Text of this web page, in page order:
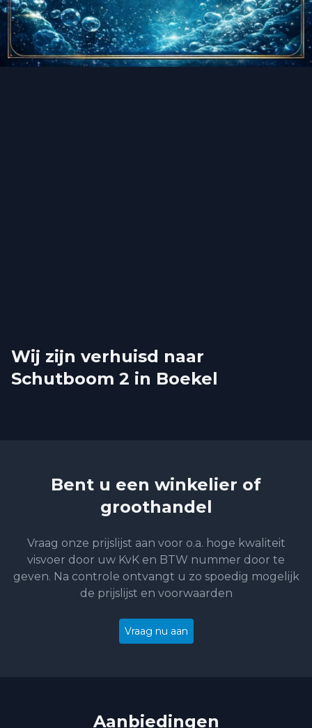
Wij zijn verhuisd naar
Schutboom 2 in Boekel
Bent u een winkelier of
groothandel
Vraag onze prijslijst aan voor o.a. hoge kwaliteit
visvoer door uw KvK en BTW nummer door te
geven. Na controle ontvangt u zo spoedig mogelijk
de prijslijst en voorwaarden
Vraag nu aan
Aanbiedingen